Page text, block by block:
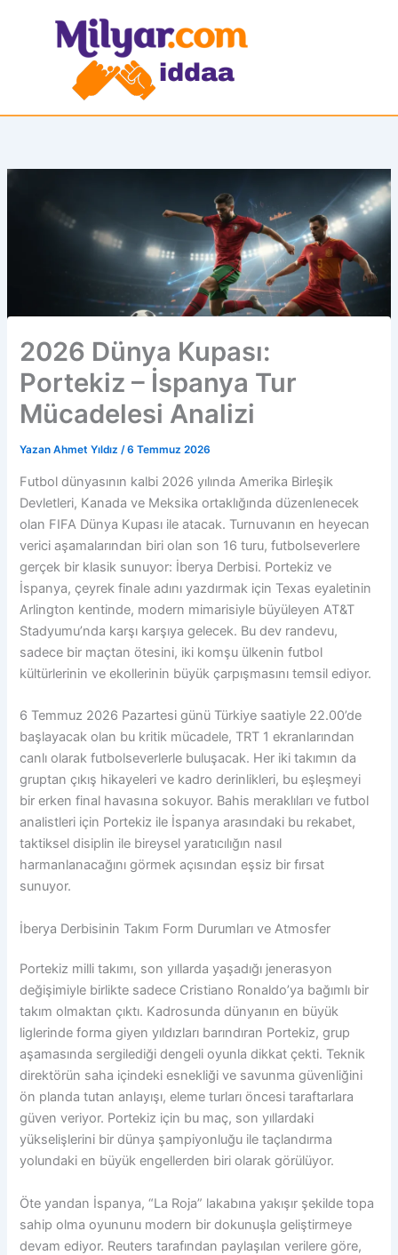
2026 Dünya Kupası:
Portekiz – İspanya Tur
Mücadelesi Analizi
Yazan Ahmet Yıldız/6 Temmuz 2026
Futbol dünyasının kalbi 2026 yılında Amerika Birleşik
Devletleri, Kanada ve Meksika ortaklığında düzenlenecek
olan FIFA Dünya Kupası ile atacak. Turnuvanın en heyecan
verici aşamalarından biri olan son 16 turu, futbolseverlere
gerçek bir klasik sunuyor: İberya Derbisi. Portekiz ve
İspanya, çeyrek finale adını yazdırmak için Texas eyaletinin
Arlington kentinde, modern mimarisiyle büyüleyen AT&T
Stadyumu’nda karşı karşıya gelecek. Bu dev randevu,
sadece bir maçtan ötesini, iki komşu ülkenin futbol
kültürlerinin ve ekollerinin büyük çarpışmasını temsil ediyor.
6 Temmuz 2026 Pazartesi günü Türkiye saatiyle 22.00’de
başlayacak olan bu kritik mücadele, TRT 1 ekranlarından
canlı olarak futbolseverlerle buluşacak. Her iki takımın da
gruptan çıkış hikayeleri ve kadro derinlikleri, bu eşleşmeyi
bir erken final havasına sokuyor. Bahis meraklıları ve futbol
analistleri için Portekiz ile İspanya arasındaki bu rekabet,
taktiksel disiplin ile bireysel yaratıcılığın nasıl
harmanlanacağını görmek açısından eşsiz bir fırsat
sunuyor.
İberya Derbisinin Takım Form Durumları ve Atmosfer
Portekiz milli takımı, son yıllarda yaşadığı jenerasyon
değişimiyle birlikte sadece Cristiano Ronaldo’ya bağımlı bir
takım olmaktan çıktı. Kadrosunda dünyanın en büyük
liglerinde forma giyen yıldızları barındıran Portekiz, grup
aşamasında sergilediği dengeli oyunla dikkat çekti. Teknik
direktörün saha içindeki esnekliği ve savunma güvenliğini
ön planda tutan anlayışı, eleme turları öncesi taraftarlara
güven veriyor. Portekiz için bu maç, son yıllardaki
yükselişlerini bir dünya şampiyonluğu ile taçlandırma
yolundaki en büyük engellerden biri olarak görülüyor.
Öte yandan İspanya, “La Roja” lakabına yakışır şekilde topa
sahip olma oyununu modern bir dokunuşla geliştirmeye
devam ediyor. Reuters tarafından paylaşılan verilere göre,